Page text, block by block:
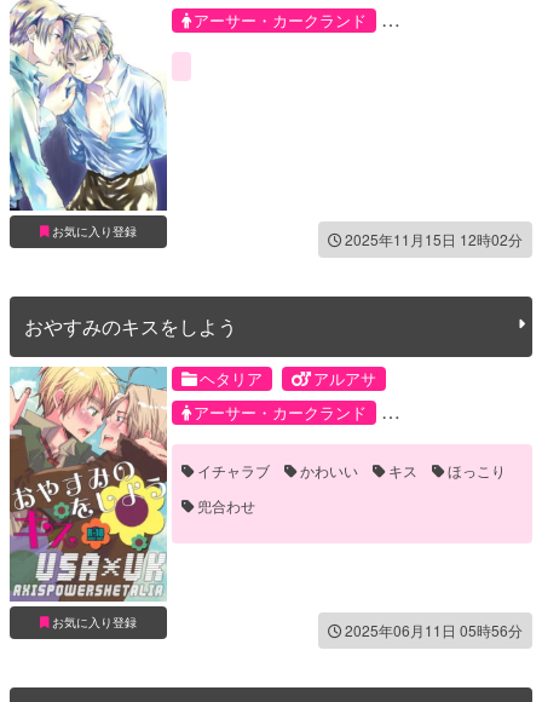
お気に入り登録
アーサー・カークランド
2025年11月15日 12時02分
おやすみのキスをしよう
お気に入り登録
ヘタリア
アルアサ
アーサー・カークランド
アルフレッド・F・ジョーンズ
イチャラブ かわいい キス
ほっこり
兜合わせ
2025年06月11日 05時56分